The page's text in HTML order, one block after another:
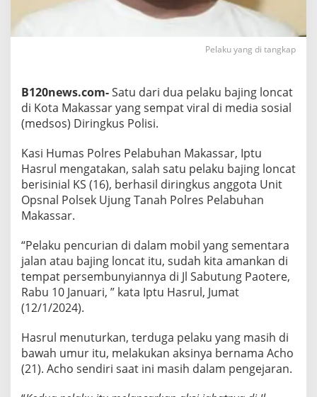
D
a
p
P
i
s
,
u
M
a
s
u
r
o
n
Pelaku yang di tangkap
B120news.com-Satu dari dua pelaku bajing loncat
di Kota Makassar yang sempat viral di media sosial
(medsos) Diringkus Polisi.
Kasi Humas Polres Pelabuhan Makassar, Iptu
Hasrul mengatakan, salah satu pelaku bajing loncat
berisinial KS (16), berhasil diringkus anggota Unit
Opsnal Polsek Ujung Tanah Polres Pelabuhan
Makassar.
“Pelaku pencurian di dalam mobil yang sementara
jalan atau bajing loncat itu, sudah kita amankan di
tempat persembunyiannya di Jl Sabutung Paotere,
Rabu 10 Januari, ” kata Iptu Hasrul, Jumat
(12/1/2024).
Hasrul menuturkan, terduga pelaku yang masih di
bawah umur itu, melakukan aksinya bernama Acho
(21). Acho sendiri saat ini masih dalam pengejaran.